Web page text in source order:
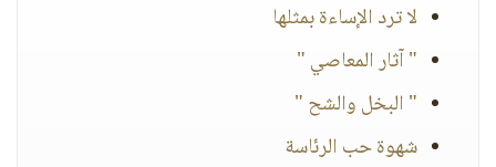
لا ترد الإساءة بمثلها
" آثار المعاصي "
" البخل والشح "
شهوة حب الرئاسة